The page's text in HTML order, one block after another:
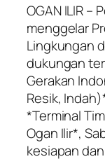
OGAN ILIR –
menggelar
Lingkungan
dukungan
Gerakan
Resik,
*Terminal
Ogan Ilir*,
kesiapan